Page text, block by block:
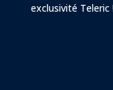
exclusivité Teleric